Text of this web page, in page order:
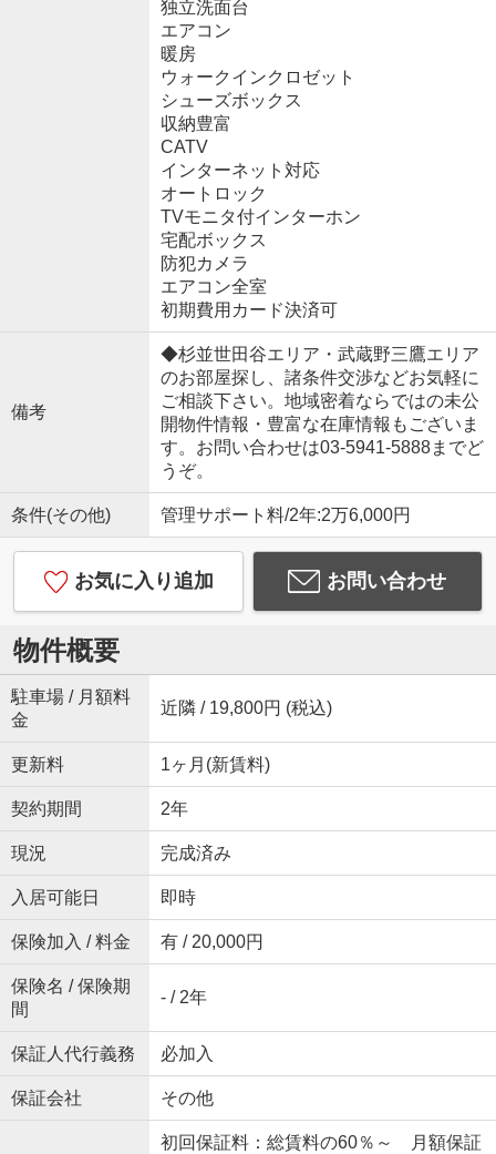
独立洗面台
エアコン
暖房
ウォークインクロゼット
シューズボックス
収納豊富
CATV
インターネット対応
オートロック
TVモニタ付インターホン
宅配ボックス
防犯カメラ
エアコン全室
初期費用カード決済可
備考
◆杉並世田谷エリア・武蔵野三鷹エリア
のお部屋探し、諸条件交渉などお気軽に
ご相談下さい。地域密着ならではの未公
開物件情報・豊富な在庫情報もございま
す。お問い合わせは03-5941-5888までど
うぞ。
条件(その他) 管理サポート料/2年:2万6,000円
お気に入り追加 お問い合わせ
物件概要
駐車場 / 月額料
金
近隣 / 19,800円 (税込)
更新料 1ヶ月(新賃料)
契約期間 2年
現況 完成済み
入居可能日 即時
保険加入 / 料金 有 / 20,000円
保険名 / 保険期
間
- / 2年
保証人代行義務 必加入
保証会社 その他
初回保証料：総賃料の60％～ 月額保証